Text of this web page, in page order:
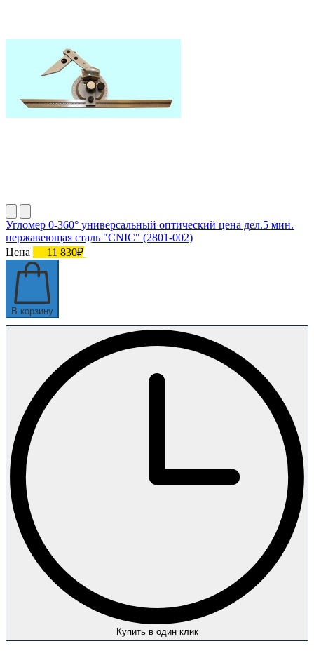
Угломер 0-360° универсальный оптический цена дел.5 мин.
нержавеющая сталь "CNIC" (2801-002)
Цена
11 830₽
В корзину
Купить в один клик